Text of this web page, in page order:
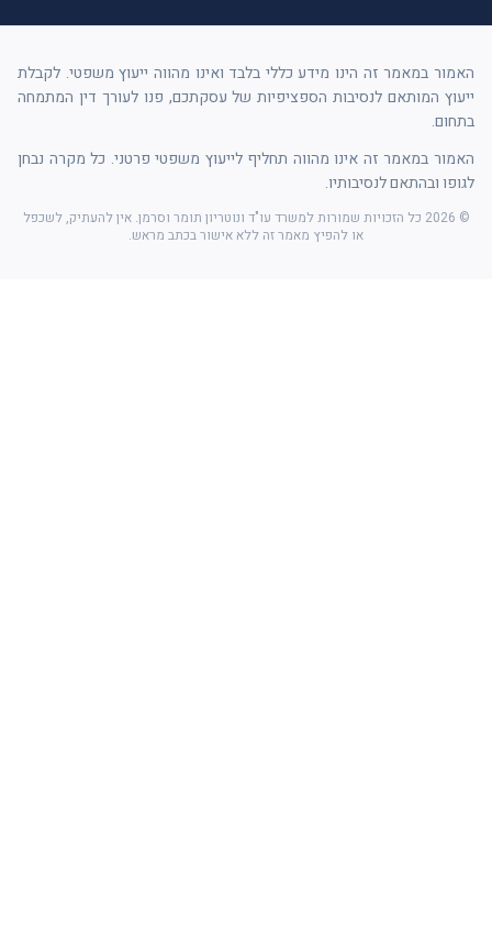
האמור במאמר זה הינו מידע כללי בלבד ואינו מהווה ייעוץ משפטי. לקבלת
ייעוץ המותאם לנסיבות הספציפיות של עסקתכם, פנו לעורך דין המתמחה
בתחום.
האמור במאמר זה אינו מהווה תחליף לייעוץ משפטי פרטני. כל מקרה נבחן
לגופו ובהתאם לנסיבותיו.
©
2026 כל הזכויות שמורות למשרד עו"ד ונוטריון תומר וסרמן. אין להעתיק, לשכפל
או להפיץ מאמר זה ללא אישור בכתב מראש.